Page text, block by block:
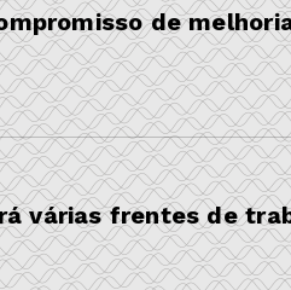
de
várias frentes de